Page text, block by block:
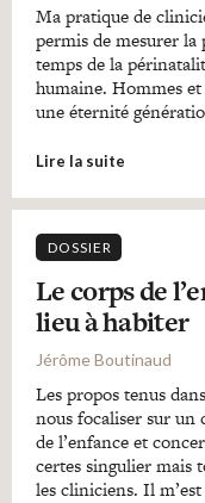
Ma pratique de
permis de mesurer la
temps de la
humaine. Hommes
une éternité
Lire la suite
DOSSIER
Le corps de
lieu à habiter
Jérôme Boutinaud
Les propos tenus
nous focaliser sur
de l’enfance et
certes singulier mais
les cliniciens. Il